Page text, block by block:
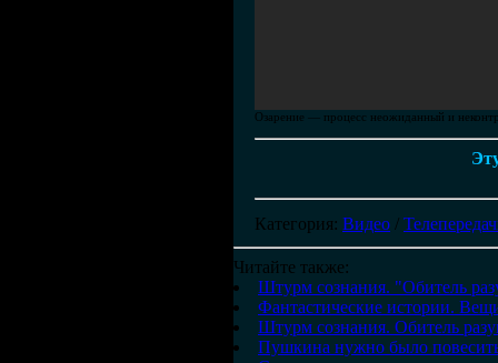
Озарение — процесс неожиданный и
Категория: Видео /
Читайте также:
Штурм сознания. "Обитель
Фантастические истории.
Штурм сознания. Обитель
Пушкина нужно было